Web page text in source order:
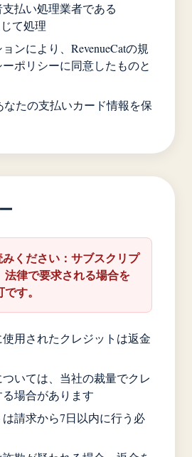
払い処理業者である
て処理
ンにより、RevenueCatの規
ポリシーに同意したものと
なたの支払いカード情報を保
ください：サブスクリプ
法律で要求される場合を
す。
用されたクレジットは返金
いては、当社の裁量でクレ
場合があります
請求から7日以内に行う必